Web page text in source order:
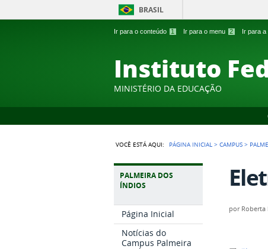
Ir para o conteúdo 1 Ir para o menu 2 Ir para a
BRASIL
Instituto
MINISTÉRIO DA EDUCAÇÃO
VOCÊ ESTÁ AQUI: PÁGINA INICIAL >CAMPUS >
PALMEIRA DOS
ÍNDIOS
Página Inicial
Notícias do
Campus Palmeira
por Roberta